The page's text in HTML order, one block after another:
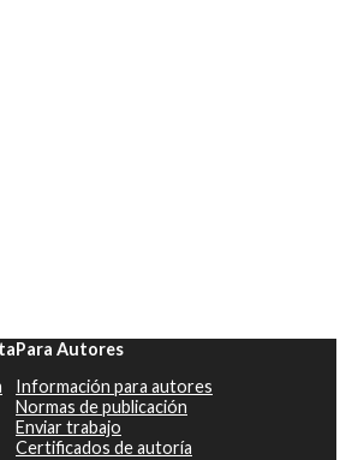
Para Autores
Información para autores
Normas de publicación
Enviar trabajo
Certificados de autoría